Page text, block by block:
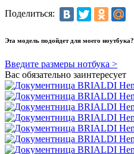
Поделиться:
Эта модель подойдет для моего ноутбука?
Введите размеры нотбука >
Вас обязательно заинтересует